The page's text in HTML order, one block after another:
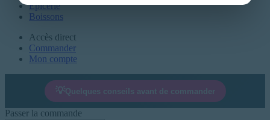
Epicerie
Boissons
Accès direct
Commander
Mon compte
💡Quelques conseils avant de commander
Passer la commande